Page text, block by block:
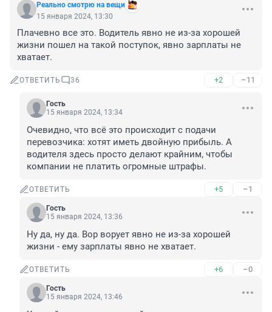
Реально смотрю на вещи
15 января 2024, 13:30
Плачевно все это. Водитель явно не из-за хорошей
жизни пошел на такой поступок, явно зарплаты не
хватает.
ОТВЕТИТЬ 36 +2 –11
Гость
15 января 2024, 13:34
Очевидно, что всё это происходит с подачи
перевозчика: хотят иметь двойную прибыль. А
водителя здесь просто делают крайним, чтобы
компании не платить огромные штрафы.
ОТВЕТИТЬ +5 –1
Гость
15 января 2024, 13:36
Ну да, ну да. Вор ворует явно не из-за хорошей
жизни - ему зарплаты явно не хватает.
ОТВЕТИТЬ +6 –0
Гость
15 января 2024, 13:46